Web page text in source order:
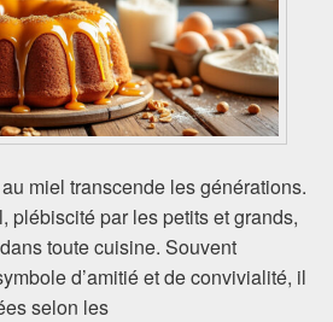
miel transcende les générations.
plébiscité par les petits et grands,
toute cuisine. Souvent
d’amitié et de convivialité, il
selon les